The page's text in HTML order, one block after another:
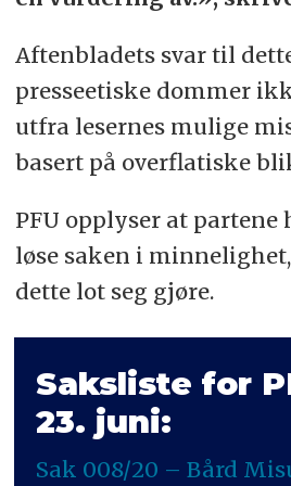
Aftenbladets svar til
presseetiske dommer
utfra lesernes mulige
basert på overflatiske
PFU opplyser at partene
løse saken i
dette lot seg gjøre.
Saksliste for
23. juni:
Sak 008/20 – Bård